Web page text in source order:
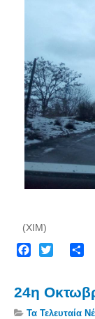
(ΧΙΜ)
24η
Τα Τελευταία